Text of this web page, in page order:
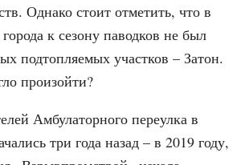
Однако стоит отметить, что в
к сезону паводков не был
подтопляемых участков – Затон.
произойти?
Амбулаторного переулка в
три года назад – в 2019 году,